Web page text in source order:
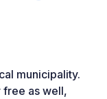
municipality.
free as well,